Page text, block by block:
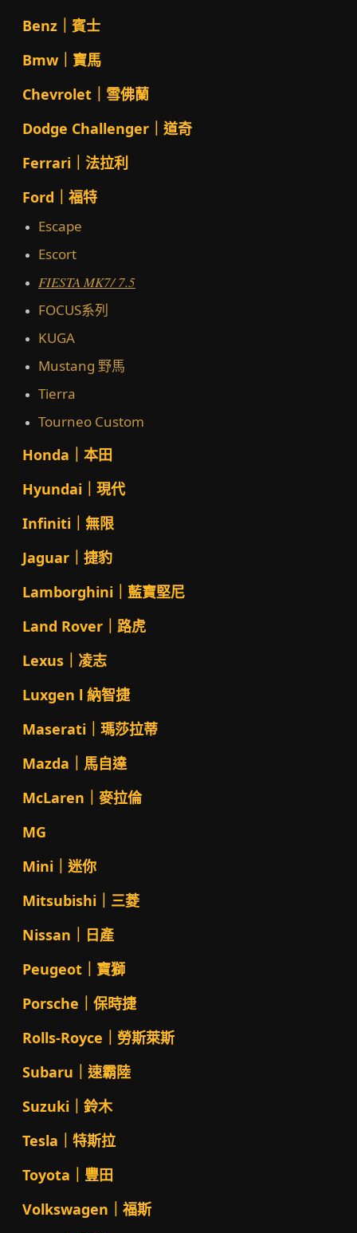
Benz｜賓士
Bmw｜寶馬
Chevrolet｜雪佛蘭
Dodge Challenger｜道奇
Ferrari｜法拉利
Ford｜福特
Escape
Escort
FIESTA MK7/ 7.5
FOCUS系列
KUGA
Mustang 野馬
Tierra
Tourneo Custom
Honda｜本田
Hyundai｜現代
Infiniti｜無限
Jaguar｜捷豹
Lamborghini｜藍寶堅尼
Land Rover｜路虎
Lexus｜凌志
Luxgen l 納智捷
Maserati｜瑪莎拉蒂
Mazda｜馬自達
McLaren｜麥拉倫
MG
Mini｜迷你
Mitsubishi｜三菱
Nissan｜日產
Peugeot｜寶獅
Porsche｜保時捷
Rolls-Royce｜勞斯萊斯
Subaru｜速霸陸
Suzuki｜鈴木
Tesla｜特斯拉
Toyota｜豐田
Volkswagen｜福斯